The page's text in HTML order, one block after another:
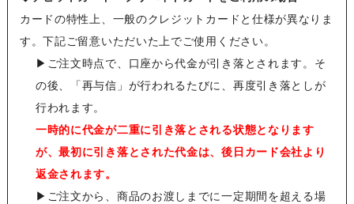
カードの特性上、一般のクレジットカードと仕様が異なりま
す。下記ご留意いただいた上でご使用ください。
▶ ご注文時点で、口座から代金が引き落とされます。そ
の後、「再与信」が行われるたびに、再度引き落としが
行われます。
一時的に代金が二重に引き落とされる状態となります
が、最初に引き落とされた代金は、後日カード会社より
返金されます。
▶ ご注文から、商品のお渡しまでに一定期間を超える場